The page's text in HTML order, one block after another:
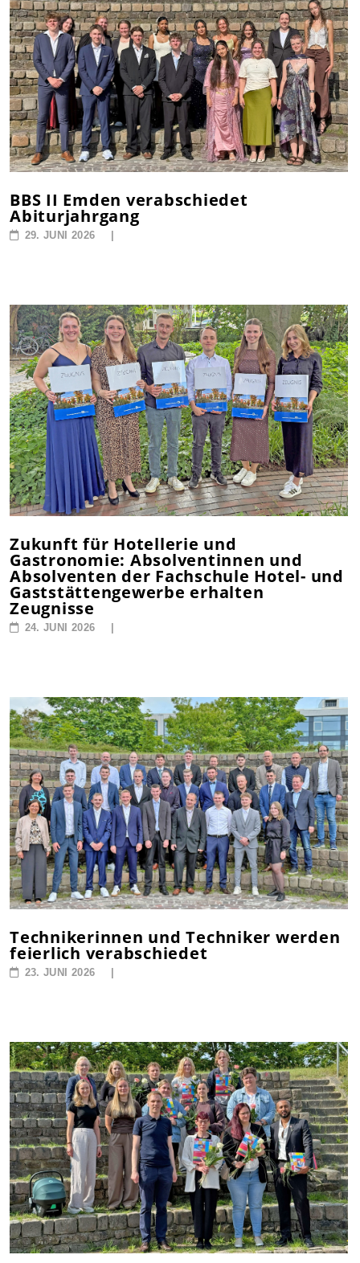
BBS II Emden verabschiedet
Abiturjahrgang
29. JUNI 2026
Zukunft für Hotellerie und
Gastronomie: Absolventinnen und
Absolventen der Fachschule Hotel- und
Gaststättengewerbe erhalten
Zeugnisse
24. JUNI 2026
Technikerinnen und Techniker werden
feierlich verabschiedet
23. JUNI 2026